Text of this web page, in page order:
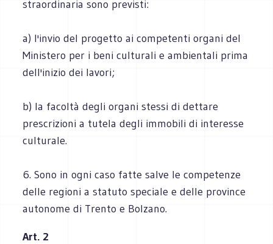
straordinaria sono previsti:
a) l'invio del progetto ai competenti organi del
Ministero per i beni culturali e ambientali prima
dell'inizio dei lavori;
b) la facoltà degli organi stessi di dettare
prescrizioni a tutela degli immobili di interesse
culturale.
6. Sono in ogni caso fatte salve le competenze
delle regioni a statuto speciale e delle province
autonome di Trento e Bolzano.
Art. 2